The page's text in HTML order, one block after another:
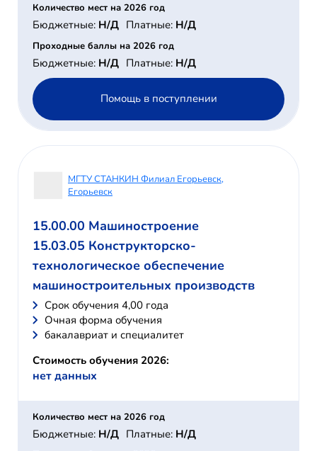
Количество мест на 2026 год
Бюджетные: Н/Д Платные: Н/Д
Проходные баллы на 2026 год
Бюджетные: Н/Д Платные: Н/Д
Помощь в поступлении
МГТУ СТАНКИН Филиал Егорьевск,
Егорьевск
15.00.00 Машиностроение
15.03.05 Конструкторско-
технологическое обеспечение
машиностроительных производств
Cрок обучения 4,00 года
Очная форма обучения
бакалавриат и специалитет
Стоимость обучения 2026:
нет данных
Количество мест на 2026 год
Бюджетные: Н/Д Платные: Н/Д